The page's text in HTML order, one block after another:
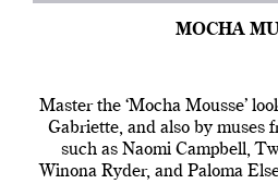
MOCHA
Master the ‘Mocha Mousse’
Gabriette, and also by muses
such as Naomi Campbell,
Winona Ryder, and Paloma